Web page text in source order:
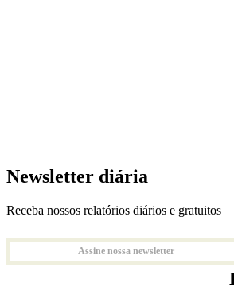
Newsletter diária
Receba nossos relatórios diários e gratuitos
Assine nossa newsletter